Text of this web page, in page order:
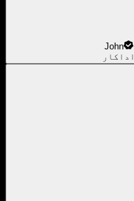
John
اداکار